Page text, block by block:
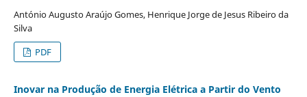
António Augusto Araújo Gomes, Henrique Jorge de Jesus Ribeiro da
Silva
PDF
Inovar na Produção de Energia Elétrica a Partir do Vento